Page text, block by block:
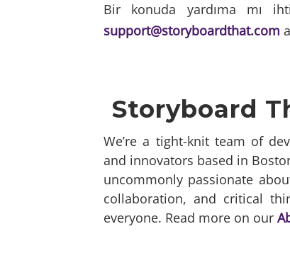
Bir konuda yardıma mı
support@storyboardthat.com
Storyboard
We’re a tight-knit team of
and innovators based in
uncommonly passionate
collaboration, and critical
everyone. Read more on our